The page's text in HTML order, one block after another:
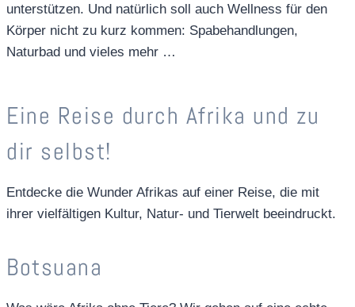
unterstützen. Und natürlich soll auch Wellness für den
Körper nicht zu kurz kommen: Spabehandlungen,
Naturbad und vieles mehr …
Eine Reise durch Afrika und zu
dir selbst!
Entdecke die Wunder Afrikas auf einer Reise, die mit
ihrer vielfältigen Kultur, Natur- und Tierwelt beeindruckt.
Botsuana